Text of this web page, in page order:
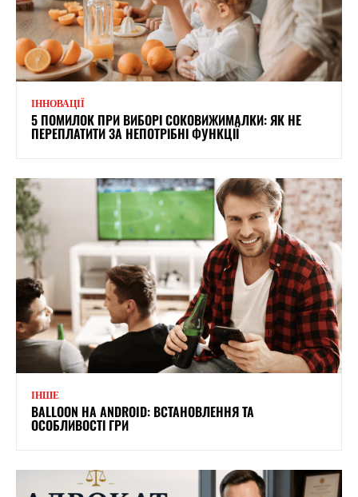
ІННОВАЦІЇ
5 ПОМИЛОК ПРИ ВИБОРІ СОКОВИЖИМАЛКИ: ЯК НЕ
ПЕРЕПЛАТИТИ ЗА НЕПОТРІБНІ ФУНКЦІЇ
ІНШЕ
BALLOON НА ANDROID: ВСТАНОВЛЕННЯ ТА
ОСОБЛИВОСТІ ГРИ